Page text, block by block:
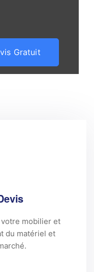
Gratuit
mobilier et
du matériel et